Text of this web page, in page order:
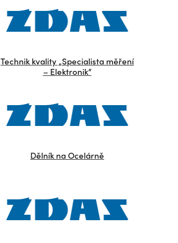
Technik kvality „Specialista měření
– Elektronik“
Dělník na Ocelárně